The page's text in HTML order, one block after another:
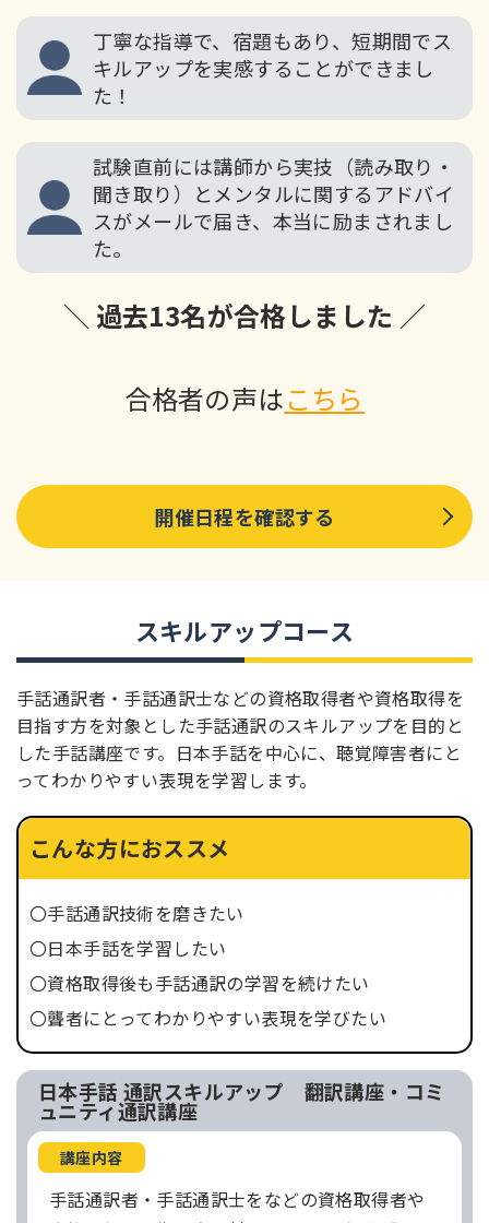
丁寧な指導で、宿題もあり、短期間でス
キルアップを実感することができまし
た！
試験直前には講師から実技（読み取り・
聞き取り）とメンタルに関するアドバイ
スがメールで届き、本当に励まされまし
た。
＼ 過去13名が合格しました ／
合格者の声はこちら
開催日程を確認する
スキルアップコース
手話通訳者・手話通訳士などの資格取得者や資格取得を
目指す方を対象とした手話通訳のスキルアップを目的と
した手話講座です。 日本手話を中心に、聴覚障害者にと
ってわかりやすい表現を学習します。
こんな方におススメ
〇手話通訳技術を磨きたい
〇日本手話を学習したい
〇資格取得後も手話通訳の学習を続けたい
〇聾者にとってわかりやすい表現を学びたい
日本手話 通訳スキルアップ 翻訳講座・コミ
ュニティ通訳講座
講座内容
手話通訳者・手話通訳士をなどの資格取得者や